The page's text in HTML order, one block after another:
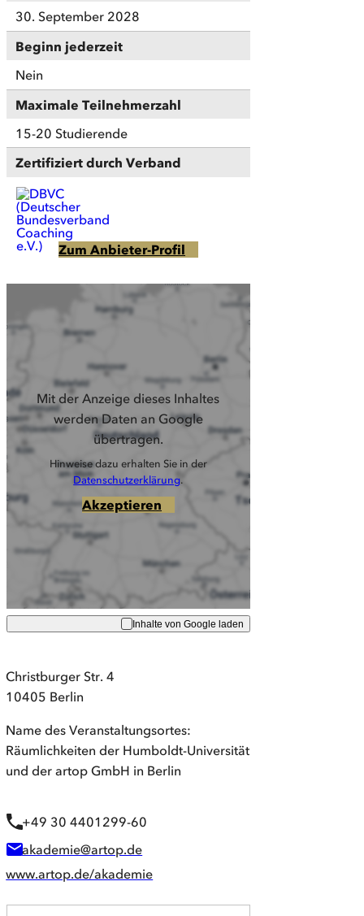
30. September 2028
Beginn jederzeit
Nein
Maximale Teilnehmerzahl
15-20 Studierende
Zertifiziert durch Verband
Zum Anbieter-Profil
Mit der Anzeige dieses Inhaltes
werden Daten an Google
übertragen.
Hinweise dazu erhalten Sie in der
Datenschutzerklärung.
Akzeptieren
Inhalte von Google laden
Christburger Str. 4
10405 Berlin
Name des Veranstaltungsortes:
Räumlichkeiten der Humboldt-Universität
und der artop GmbH in Berlin
+49 30 4401299-60
akademie@artop.de
www.artop.de/akademie